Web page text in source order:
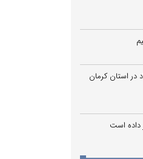
در استان کرمان
داده است